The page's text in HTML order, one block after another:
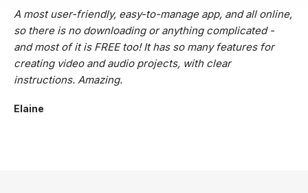
A most user-friendly, easy-to-manage app, and all online,
so there is no downloading or anything complicated -
and most of it is FREE too! It has so many features for
creating video and audio projects, with clear
instructions. Amazing.
Elaine